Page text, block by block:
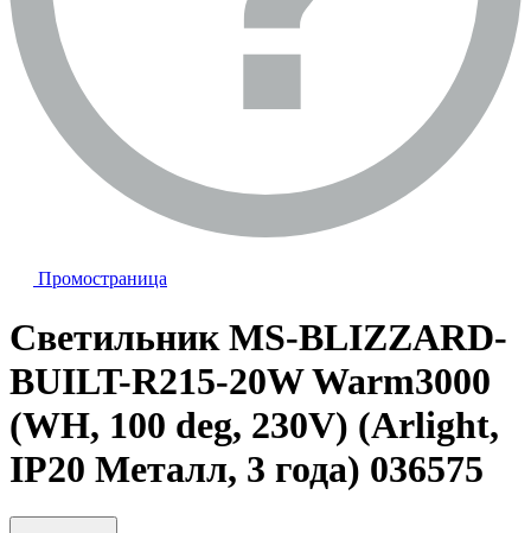
Промостраница
Светильник MS-BLIZZARD-
BUILT-R215-20W Warm3000
(WH, 100 deg, 230V) (Arlight,
IP20 Металл, 3 года) 036575